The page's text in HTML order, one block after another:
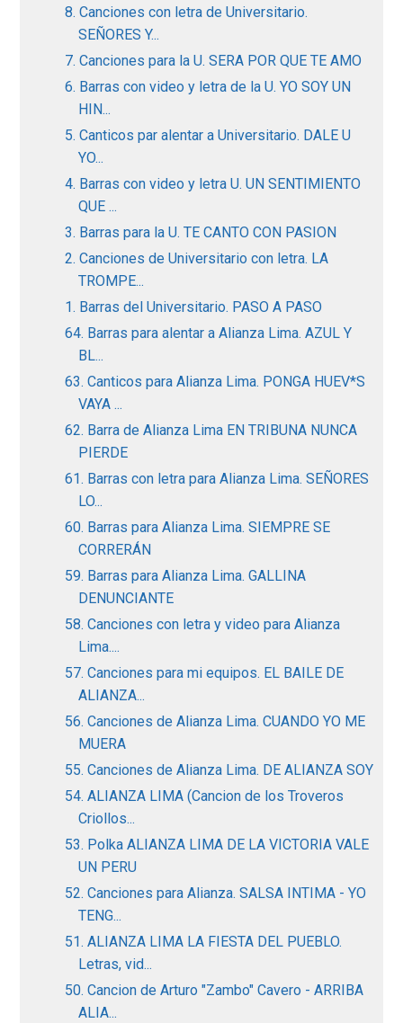
8. Canciones con letra de Universitario.
SEÑORES Y...
7. Canciones para la U. SERA POR QUE TE AMO
6. Barras con video y letra de la U. YO SOY UN
HIN...
5. Canticos par alentar a Universitario. DALE U
YO...
4. Barras con video y letra U. UN SENTIMIENTO
QUE ...
3. Barras para la U. TE CANTO CON PASION
2. Canciones de Universitario con letra. LA
TROMPE...
1. Barras del Universitario. PASO A PASO
64. Barras para alentar a Alianza Lima. AZUL Y
BL...
63. Canticos para Alianza Lima. PONGA HUEV*S
VAYA ...
62. Barra de Alianza Lima EN TRIBUNA NUNCA
PIERDE
61. Barras con letra para Alianza Lima. SEÑORES
LO...
60. Barras para Alianza Lima. SIEMPRE SE
CORRERÁN
59. Barras para Alianza Lima. GALLINA
DENUNCIANTE
58. Canciones con letra y video para Alianza
Lima....
57. Canciones para mi equipos. EL BAILE DE
ALIANZA...
56. Canciones de Alianza Lima. CUANDO YO ME
MUERA
55. Canciones de Alianza Lima. DE ALIANZA SOY
54. ALIANZA LIMA (Cancion de los Troveros
Criollos...
53. Polka ALIANZA LIMA DE LA VICTORIA VALE
UN PERU
52. Canciones para Alianza. SALSA INTIMA - YO
TENG...
51. ALIANZA LIMA LA FIESTA DEL PUEBLO.
Letras, vid...
50. Cancion de Arturo "Zambo" Cavero - ARRIBA
ALIA...